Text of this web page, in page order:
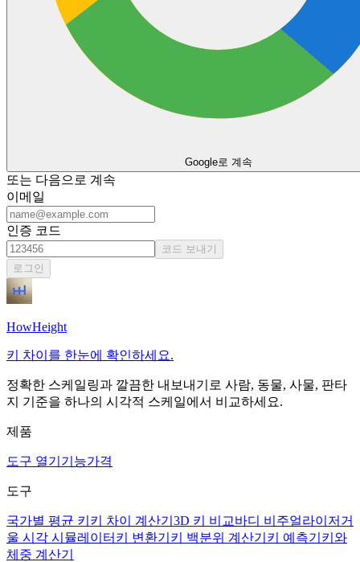
Google로 계속
또는 다음으로 계속
이메일
인증 코드
코드 보내기
로그인
HowHeight
키 차이를 한눈에 확인하세요.
정확한 스케일링과 깔끔한 내보내기로 사람, 동물, 사물, 판타
지 기준을 하나의 시각적 스케일에서 비교하세요.
제품
도구 열기 기능가격
도구
국가별 평균 키 키 차이 계산기 3D 키 비교바디 비주얼라이저 거
울 시각 시뮬레이터 키 변환기 키 백분위 계산기 키 예측기 키와
체중 계산기